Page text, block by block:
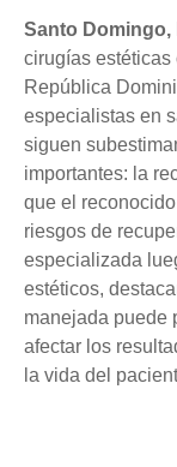
Santo
cirugías
República
especialistas en
siguen
importantes: la
que el
riesgos de
especializada
estéticos,
manejada puede
afectar los
la vida del